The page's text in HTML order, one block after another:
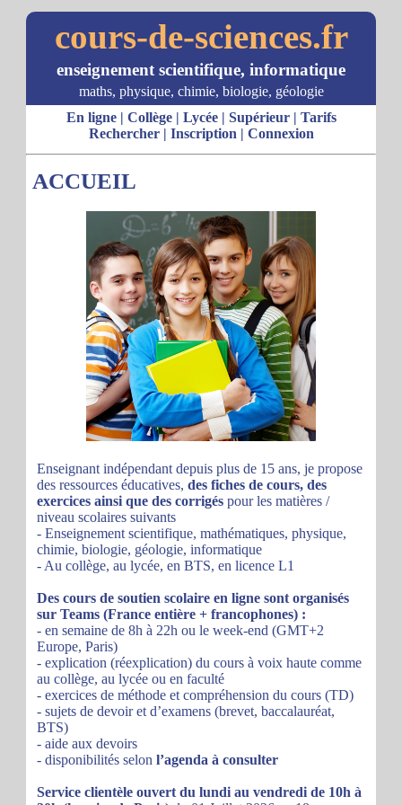
cours-de-sciences.fr
enseignement scientifique, informatique
maths, physique, chimie, biologie, géologie
En ligne| Collège| Lycée| Supérieur| Tarifs
Rechercher| Inscription | Connexion
ACCUEIL
Enseignant indépendant depuis plus de 15 ans, je propose
des ressources éducatives, des fiches de cours, des
exercices ainsi que des corrigés pour les matières /
niveau scolaires suivants
- Enseignement scientifique, mathématiques, physique,
chimie, biologie, géologie, informatique
- Au collège, au lycée, en BTS, en licence L1
Des cours de soutien scolaire en ligne sont organisés
sur Teams (France entière + francophones) :
- en semaine de 8h à 22h ou le week-end (GMT+2
Europe, Paris)
- explication (réexplication) du cours à voix haute comme
au collège, au lycée ou en faculté
- exercices de méthode et compréhension du cours (TD)
- sujets de devoir et d’examens (brevet, baccalauréat,
BTS)
- aide aux devoirs
- disponibilités selon l’agenda à consulter
Service clientèle ouvert du lundi au vendredi de 10h à